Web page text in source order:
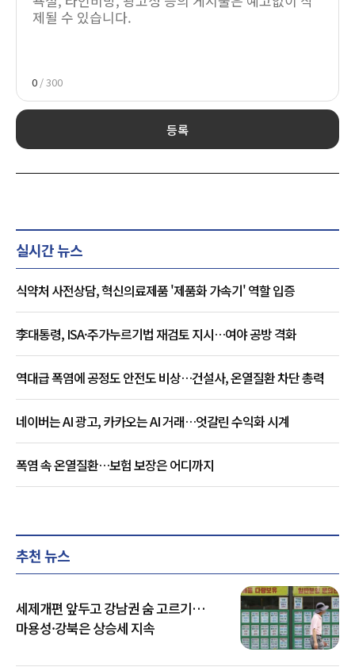
0 / 300
등록
실시간 뉴스
식약처 사전상담, 혁신의료제품 '제품화 가속기' 역할 입증
李대통령, ISA·주가누르기법 재검토 지시…여야 공방 격화
역대급 폭염에 공정도 안전도 비상…건설사, 온열질환 차단 총력
네이버는 AI 광고, 카카오는 AI 거래…엇갈린 수익화 시계
폭염 속 온열질환…보험 보장은 어디까지
추천 뉴스
세제개편 앞두고 강남권 숨 고르기…
마용성·강북은 상승세 지속